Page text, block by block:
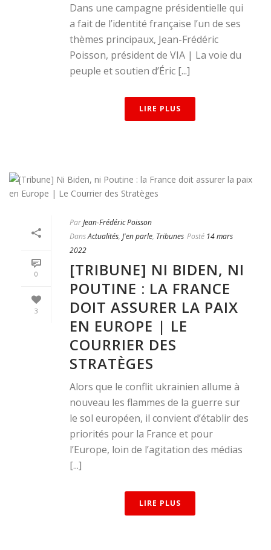
Dans une campagne présidentielle qui
a fait de l’identité française l’un de ses
thèmes principaux, Jean-Frédéric
Poisson, président de VIA | La voie du
peuple et soutien d’Éric [...]
LIRE PLUS
0
3
ParJean-Frédéric Poisson
DansActualités, J'en parle, Tribunes Posté 14 mars
2022
[TRIBUNE] NI BIDEN, NI
POUTINE : LA FRANCE
DOIT ASSURER LA PAIX
EN EUROPE | LE
COURRIER DES
STRATÈGES
Alors que le conflit ukrainien allume à
nouveau les flammes de la guerre sur
le sol européen, il convient d’établir des
priorités pour la France et pour
l’Europe, loin de l’agitation des médias
[...]
LIRE PLUS